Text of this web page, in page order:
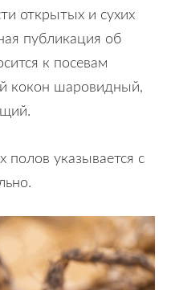
открытых и сухих
публикация об
к посевам
кокон шаровидный,
полов указывается с